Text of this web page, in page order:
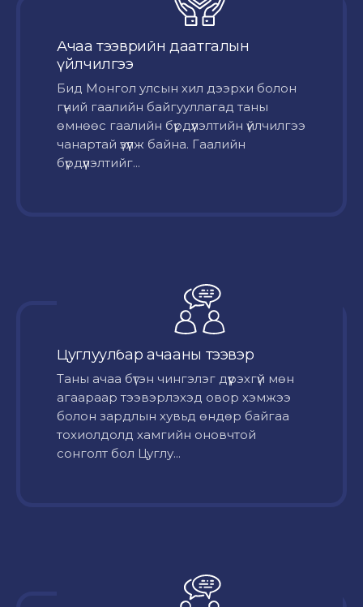
Ачаа тээврийн даатгалын
үйлчилгээ
Бид Монгол улсын хил дээрхи болон
гүний гаалийн байгууллагад таны
өмнөөс гаалийн бүрдүүлэлтийн үйлчилгээ
чанартай үзүүлж байна. Гаалийн
бүрдүүлэлтийг...
Цуглуулбар ачааны тээвэр
Таны ачаа бүтэн чингэлэг дүүрэхгүй мөн
агаараар тээвэрлэхэд овор хэмжээ
болон зардлын хувьд өндөр байгаа
тохиолдолд хамгийн оновчтой
сонголт бол Цуглу...